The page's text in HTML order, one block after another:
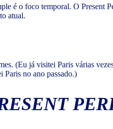
é o foco temporal. O Present
atual.
(Eu já visitei Paris várias
Paris no ano passado.)